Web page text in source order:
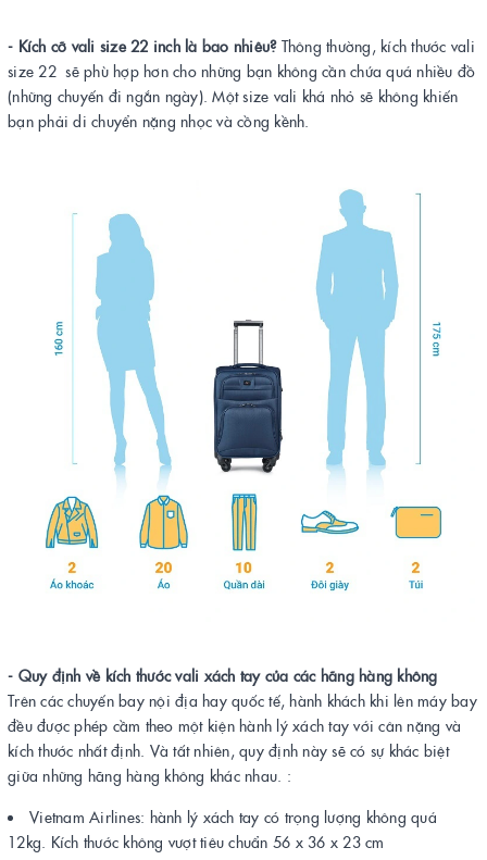
- Kích cỡ vali size 22 inch là bao nhiêu? Thông thường, kích thước vali
size 22 sẽ phù hợp hơn cho những bạn không cần chứa quá nhiều đồ
(những chuyến đi ngắn ngày). Một size vali khá nhỏ sẽ không khiến
bạn phải di chuyển nặng nhọc và cồng kềnh.
- Quy định về kích thước vali xách tay của các hãng hàng không
Trên các chuyến bay nội địa hay quốc tế, hành khách khi lên máy bay
đều được phép cầm theo một kiện hành lý xách tay với cân nặng và
kích thước nhất định. Và tất nhiên, quy định này sẽ có sự khác biệt
giữa những hãng hàng không khác nhau. :
Vietnam Airlines: hành lý xách tay có trọng lượng không quá
12kg. Kích thước không vượt tiêu chuẩn 56 x 36 x 23 cm